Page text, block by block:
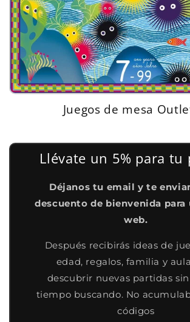
Juegos de mesa
Llévate un 5% para tu
Déjanos tu email y te
descuento de bienvenida para
web.
Después recibirás ideas de
edad, regalos, familia y
descubrir nuevas partidas
tiempo buscando. No
códigos